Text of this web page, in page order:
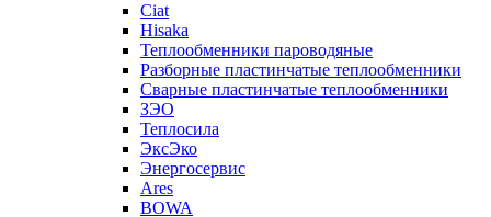
Ciat
Hisaka
Теплообменники пароводяные
Разборные пластинчатые теплообменники
Сварные пластинчатые теплообменники
ЗЭО
Теплосила
ЭксЭко
Энергосервис
Ares
BOWA